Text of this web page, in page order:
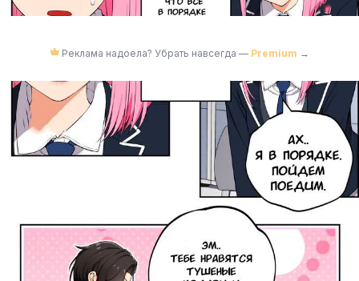
Реклама надоела? Убрать навсегда — Premium →